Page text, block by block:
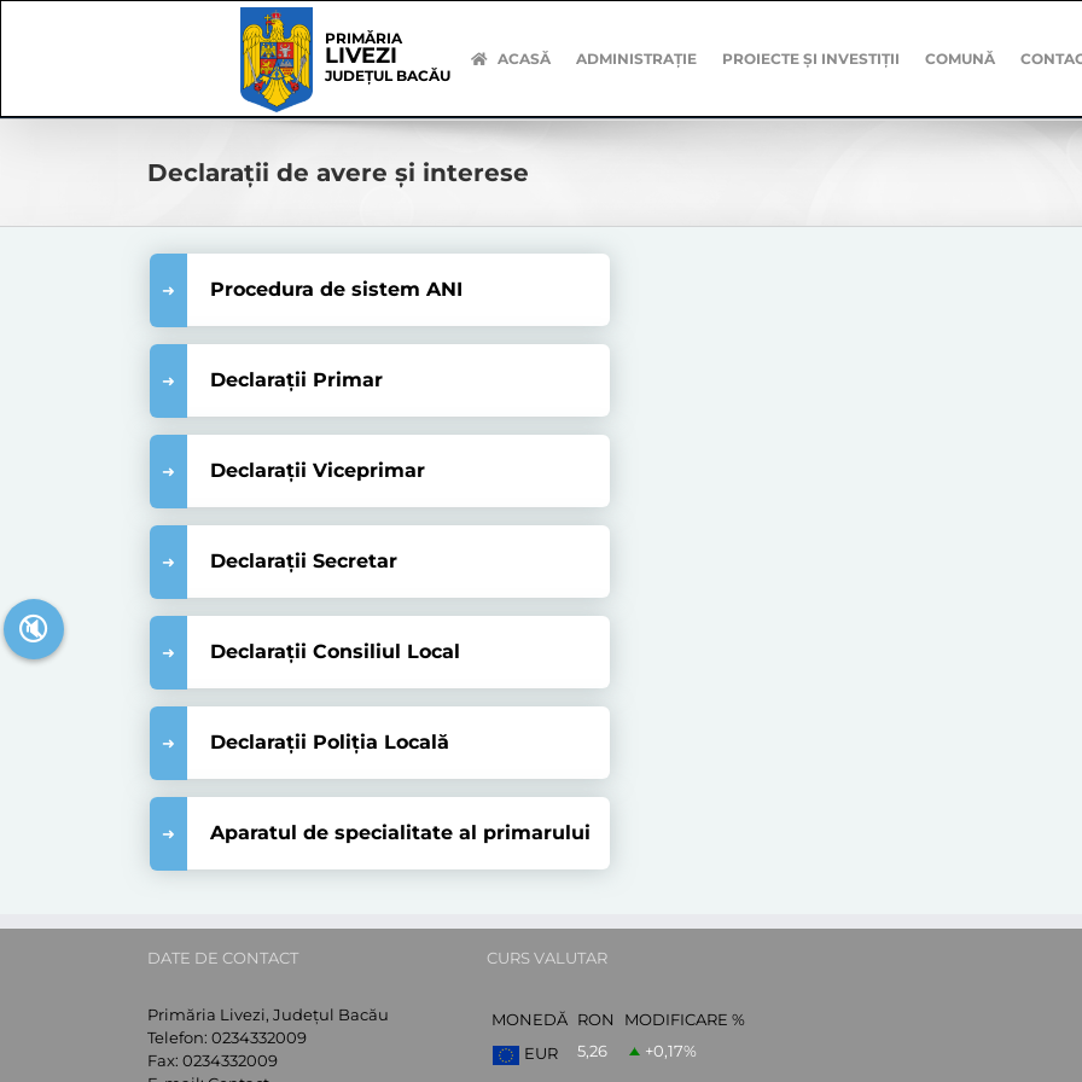
PRIMĂRIA
LIVEZI
JUDEȚUL BACĂU
ACASĂ ADMINISTRAȚIE PROIECTE ȘI INVESTIȚII COMUNĂ
Declarații de avere și interese
Procedura de sistem ANI
Declarații Primar
Declarații Viceprimar
Declarații Secretar
Declarații Consiliul Local
Declarații Poliția Locală
Aparatul de specialitate al primarului
DATE DE CONTACT
Primăria Livezi, Județul Bacău
Telefon: 0234332009
Fax: 0234332009
CURS VALUTAR
MONEDĂ RON
MODIFICARE %
EUR
5,26 +0,17%
🔇